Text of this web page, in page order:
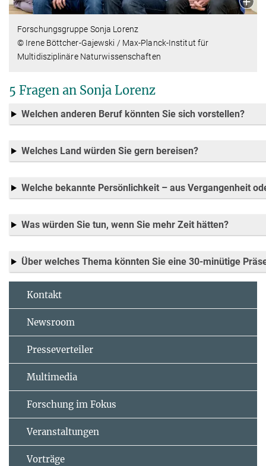
Forschungsgruppe Sonja Lorenz
© Irene Böttcher-Gajewski / Max-Planck-Institut für
Multidisziplinäre Naturwissenschaften
5 Fragen an Sonja Lorenz
Welchen anderen Beruf könnten Sie sich vorstellen?
Welches Land würden Sie gern bereisen?
Welche bekannte Persönlichkeit – aus Vergangenheit
Was würden Sie tun, wenn Sie mehr Zeit hätten?
Über welches Thema könnten Sie eine 30-minütige
Kontakt
Newsroom
Presseverteiler
Multimedia
Forschung im Fokus
Veranstaltungen
Vorträge